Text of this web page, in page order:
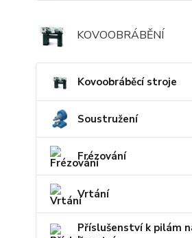
KOVOOBRÁBĚNÍ
Kovoobráběcí stroje
Soustružení
Frézování
Vrtání
Příslušenství k pilám